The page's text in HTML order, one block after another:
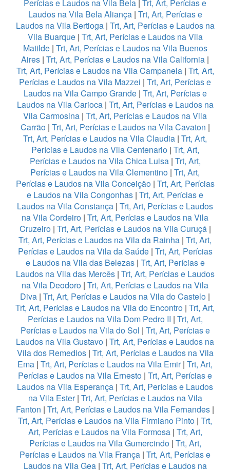
Perícias e Laudos na Vila Bela | Trt, Art, Perícias e
Laudos na Vila Bela Aliança| Trt, Art, Perícias e
Laudos na Vila Bertioga| Trt, Art, Perícias e Laudos na
Vila Buarque| Trt, Art, Perícias e Laudos na Vila
Matilde| Trt, Art, Perícias e Laudos na Vila Buenos
Aires | Trt, Art, Perícias e Laudos na Vila California |
Trt, Art, Perícias e Laudos na Vila Campanela| Trt, Art,
Perícias e Laudos na Vila Mazzei | Trt, Art, Perícias e
Laudos na Vila Campo Grande| Trt, Art, Perícias e
Laudos na Vila Carioca| Trt, Art, Perícias e Laudos na
Vila Carmosina | Trt, Art, Perícias e Laudos na Vila
Carrão| Trt, Art, Perícias e Laudos na Vila Cavaton |
Trt, Art, Perícias e Laudos na Vila Claudia | Trt, Art,
Perícias e Laudos na Vila Centenario| Trt, Art,
Perícias e Laudos na Vila Chica Luisa | Trt, Art,
Perícias e Laudos na Vila Clementino | Trt, Art,
Perícias e Laudos na Vila Conceição| Trt, Art, Perícias
e Laudos na Vila Congonhas | Trt, Art, Perícias e
Laudos na Vila Constança | Trt, Art, Perícias e Laudos
na Vila Cordeiro | Trt, Art, Perícias e Laudos na Vila
Cruzeiro | Trt, Art, Perícias e Laudos na Vila Curuçá |
Trt, Art, Perícias e Laudos na Vila da Rainha | Trt, Art,
Perícias e Laudos na Vila da Saúde| Trt, Art, Perícias
e Laudos na Vila das Belezas| Trt, Art, Perícias e
Laudos na Vila das Mercês| Trt, Art, Perícias e Laudos
na Vila Deodoro | Trt, Art, Perícias e Laudos na Vila
Diva | Trt, Art, Perícias e Laudos na Vila do Castelo |
Trt, Art, Perícias e Laudos na Vila do Encontro | Trt, Art,
Perícias e Laudos na Vila Dom Pedro II | Trt, Art,
Perícias e Laudos na Vila do Sol | Trt, Art, Perícias e
Laudos na Vila Gustavo | Trt, Art, Perícias e Laudos na
Vila dos Remedios| Trt, Art, Perícias e Laudos na Vila
Ema | Trt, Art, Perícias e Laudos na Vila Emir| Trt, Art,
Perícias e Laudos na Vila Ernesto | Trt, Art, Perícias e
Laudos na Vila Esperança | Trt, Art, Perícias e Laudos
na Vila Ester| Trt, Art, Perícias e Laudos na Vila
Fanton | Trt, Art, Perícias e Laudos na Vila Fernandes |
Trt, Art, Perícias e Laudos na Vila Firmiano Pinto | Trt,
Art, Perícias e Laudos na Vila Formosa| Trt, Art,
Perícias e Laudos na Vila Gumercindo| Trt, Art,
Perícias e Laudos na Vila França | Trt, Art, Perícias e
Laudos na Vila Gea| Trt, Art, Perícias e Laudos na